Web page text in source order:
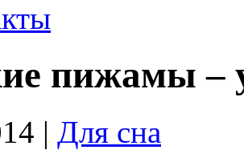
пижамы –
| Для сна